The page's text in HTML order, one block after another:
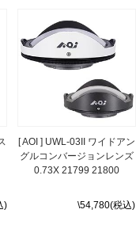
)
[ AOI ] UWL-03II ワイドアン
グルコンバージョンレンズ
0.73X 21799 21800
\54,780(税込)